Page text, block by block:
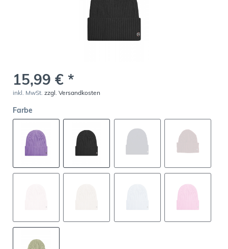
15,99 € *
inkl. MwSt. zzgl. Versandkosten
Farbe